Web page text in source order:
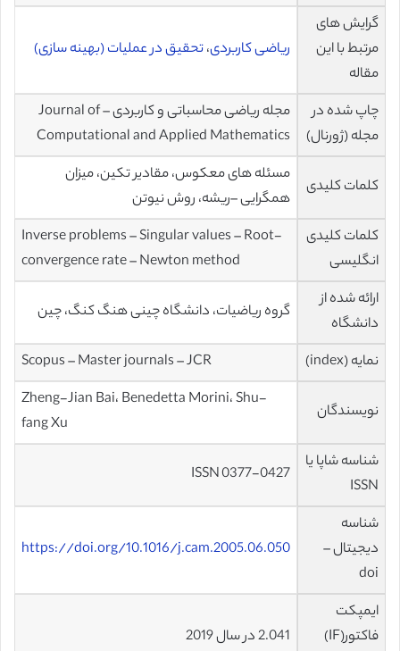
گرایش های
مرتبط با این
مقاله
ریاضی کاربردی،تحقیق در عملیات (بهینه سازی)
چاپ شده در
مجله (ژورنال)
مجله ریاضی محاسباتی و کاربردی – Journal of
Computational and Applied Mathematics
کلمات کلیدی
مسئله های معکوس، مقادیر تکین، میزان
همگرایی –ریشه، روش نیوتن
کلمات کلیدی
انگلیسی
Inverse problems – Singular values – Root-
convergence rate – Newton method
ارائه شده از
دانشگاه
گروه ریاضیات، دانشگاه چینی هنگ کنگ، چین
نمایه (index) Scopus – Master journals – JCR
نویسندگان
Zheng-Jian Bai، Benedetta Morini، Shu-
fang Xu
شناسه شاپا یا
ISSN
ISSN 0377-0427
شناسه
دیجیتال –
doi
https://doi.org/10.1016/j.cam.2005.06.050
ایمپکت
فاکتور(IF)
2.041 در سال 2019